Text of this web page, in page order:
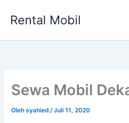
Rental Mobil
Sewa Mobil
Olehsyahied/Juli 11, 2020